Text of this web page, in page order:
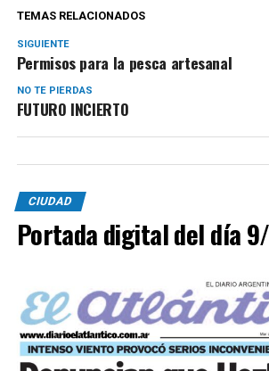
TEMAS RELACIONADOS
SIGUIENTE
Permisos para la pesca artesanal
NO TE PIERDAS
FUTURO INCIERTO
CIUDAD
Portada digital del día